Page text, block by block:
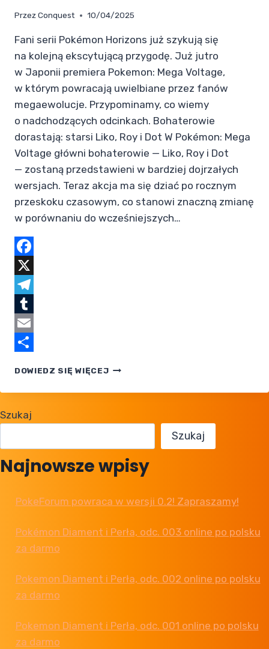
Przez Conquest 10/04/2025
Fani serii Pokémon Horizons już szykują się
na kolejną ekscytującą przygodę. Już jutro
w Japonii premiera Pokemon: Mega Voltage,
w którym powracają uwielbiane przez fanów
megaewolucje. Przypominamy, co wiemy
o nadchodzących odcinkach. Bohaterowie
dorastają: starsi Liko, Roy i Dot W Pokémon: Mega
Voltage główni bohaterowie — Liko, Roy i Dot
— zostaną przedstawieni w bardziej dojrzałych
wersjach. Teraz akcja ma się dziać po rocznym
przeskoku czasowym, co stanowi znaczną zmianę
w porównaniu do wcześniejszych…
Facebook
X
Telegram
Tumblr
Email
DOWIEDZ SIĘ WIĘCEJPOKEMON:
VOLTAGE
Szukaj
Szukaj
Najnowsze wpisy
PokeForum powraca w wersji 0.2! Zapraszamy!
Pokémon Diament i Perła, odc. 003 online po polsku
za darmo
Pokemon Diament i Perła, odc. 002 online po polsku
za darmo
Pokemon Diament i Perła, odc. 001 online po polsku
za darmo